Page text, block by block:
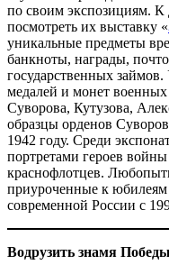
по своим экспозициям.
посмотреть их выставку «
уникальные предметы
банкноты, награды,
государственных
медалей и монет военных
Суворова, Кутузова,
образцы орденов
1942 году. Среди
портретами героев
краснофлотцев.
приуроченные к
современной России с
Водрузить знамя Победы